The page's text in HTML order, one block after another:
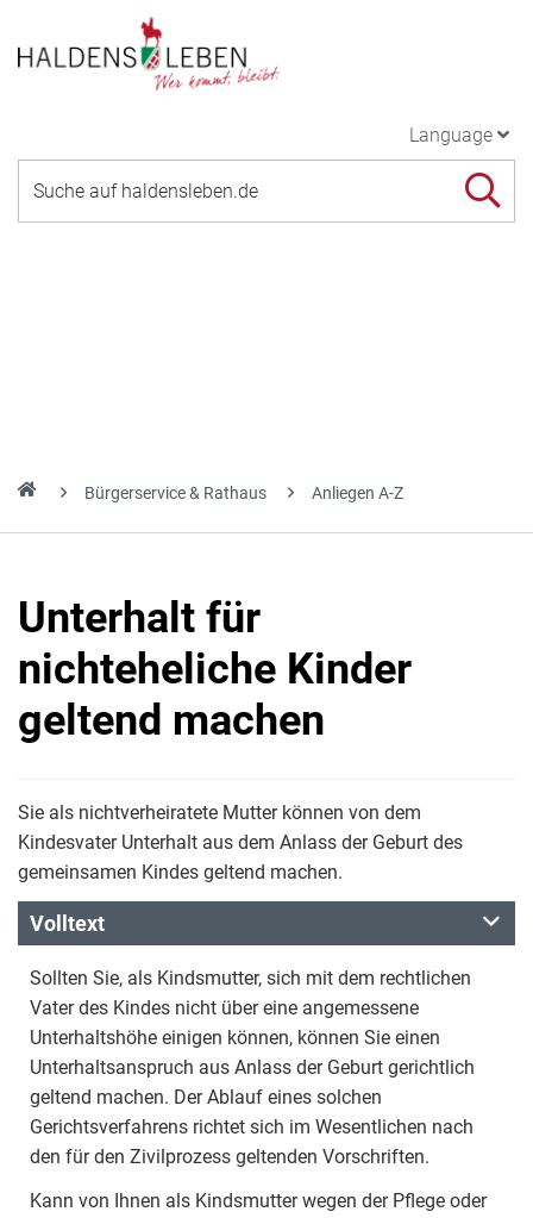
Language
Bürgerservice & Rathaus Anliegen A-Z
Unterhalt für
nichteheliche Kinder
geltend machen
Sie als nichtverheiratete Mutter können von dem
Kindesvater Unterhalt aus dem Anlass der Geburt des
gemeinsamen Kindes geltend machen.
Volltext
Sollten Sie, als Kindsmutter, sich mit dem rechtlichen
Vater des Kindes nicht über eine angemessene
Unterhaltshöhe einigen können, können Sie einen
Unterhaltsanspruch aus Anlass der Geburt gerichtlich
geltend machen. Der Ablauf eines solchen
Gerichtsverfahrens richtet sich im Wesentlichen nach
den für den Zivilprozess geltenden Vorschriften.
Kann von Ihnen als Kindsmutter wegen der Pflege oder